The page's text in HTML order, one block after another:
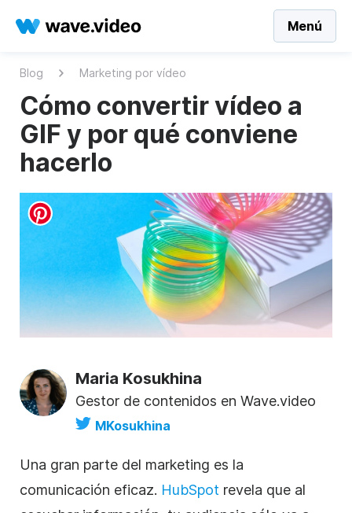
Menú
Blog Marketing por vídeo
Cómo convertir vídeo a
GIF y por qué conviene
hacerlo
Maria Kosukhina
Gestor de contenidos en Wave.video
MKosukhina
Una gran parte del marketing es la
comunicación eficaz. HubSpot revela que al